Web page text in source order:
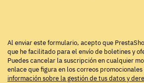
Al enviar este formulario, acepto que
que he facilitado para el envío de boletines y
Puedes cancelar la suscripción en cualquier
enlace que figura en los correos
información sobre la gestión de tus datos y